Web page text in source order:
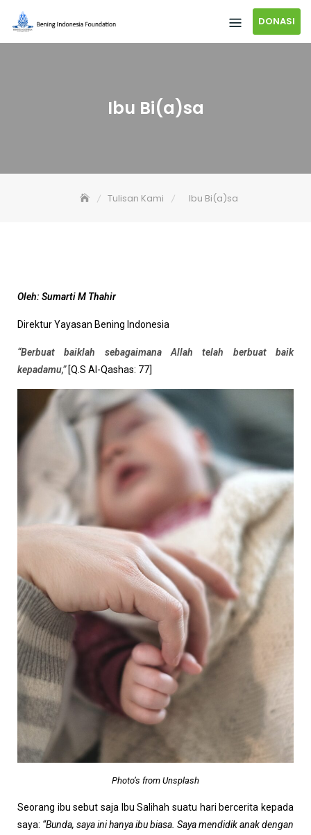
DONASI
Ibu Bi(a)sa
Tulisan Kami Ibu Bi(a)sa
Oleh: Sumarti M Thahir
Direktur Yayasan Bening Indonesia
“Berbuat baiklah sebagaimana Allah telah berbuat baik
kepadamu,”[Q.S Al-Qashas: 77]
Photo’s from Unsplash
Seorang ibu sebut saja Ibu Salihah suatu hari bercerita kepada
saya: “Bunda, saya ini hanya ibu biasa. Saya mendidik anak dengan